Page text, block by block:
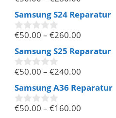
o
n
5
Samsung S24 Reparatur
0
o
n
5
€50.00 – €260.00
Samsung S25 Reparatur
0
o
n
5
€50.00 – €240.00
Samsung A36 Reparatur
0
€50.00 – €160.00